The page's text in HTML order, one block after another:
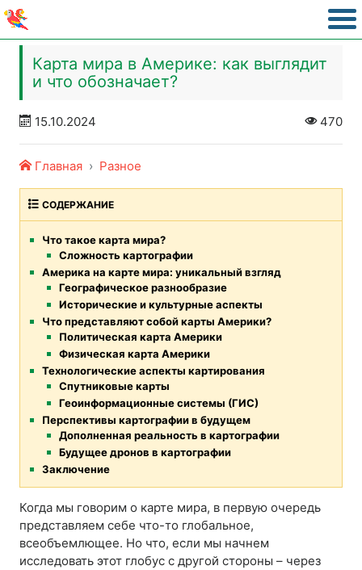
Карта мира в Америке: как выглядит
и что обозначает?
15.10.2024 470
Главная Разное
СОДЕРЖАНИЕ
Что такое карта мира?
Сложность картографии
Америка на карте мира: уникальный взгляд
Географическое разнообразие
Исторические и культурные аспекты
Что представляют собой карты Америки?
Политическая карта Америки
Физическая карта Америки
Технологические аспекты картирования
Спутниковые карты
Геоинформационные системы (ГИС)
Перспективы картографии в будущем
Дополненная реальность в картографии
Будущее дронов в картографии
Заключение
Когда мы говорим о карте мира, в первую очередь
представляем себе что-то глобальное,
всеобъемлющее. Но что, если мы начнем
исследовать этот глобус с другой стороны – через